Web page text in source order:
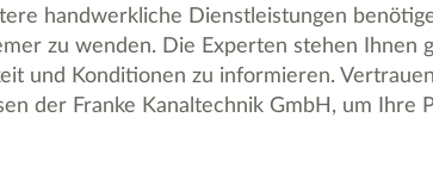
handwerkliche Dienstleistungen
zu wenden. Die Experten stehen Ihnen
und Konditionen zu informieren.
der Franke Kanaltechnik GmbH, um Ihre